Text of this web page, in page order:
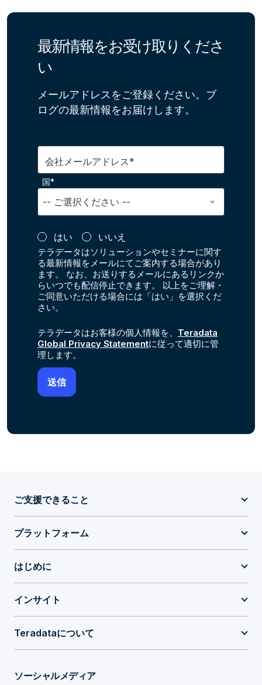
最新情報をお受け取りくださ
い
メールアドレスをご登録ください。ブ
ログの最新情報をお届けします。
会社メールアドレス*
国*
はい いいえ
テラデータはソリューションやセミナーに関す
る最新情報をメールにてご案内する場合があり
ます。 なお、お送りするメールにあるリンクか
らいつでも配信停止できます。 以上をご理解・
ご同意いただける場合には「はい」を選択くだ
さい。
テラデータはお客様の個人情報を、 Teradata
Global Privacy Statementに従って適切に管
理します。
ご支援できること
プラットフォーム
はじめに
インサイト
Teradataについて
ソーシャルメディア